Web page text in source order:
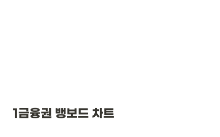
1금융권 뱅보드 차트